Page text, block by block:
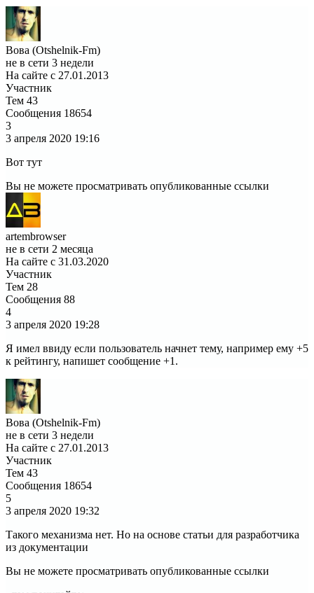
Вова (Otshelnik-Fm)
не в сети 3 недели
На сайте с 27.01.2013
Участник
Тем 43
Сообщения 18654
3
3 апреля 2020 19:16
Вот тут
Вы не можете просматривать опубликованные ссылки
artembrowser
не в сети 2 месяца
На сайте с 31.03.2020
Участник
Тем 28
Сообщения 88
4
3 апреля 2020 19:28
Я имел ввиду если пользователь начнет тему, например ему +5
к рейтингу, напишет сообщение +1.
Вова (Otshelnik-Fm)
не в сети 3 недели
На сайте с 27.01.2013
Участник
Тем 43
Сообщения 18654
5
3 апреля 2020 19:32
Такого механизма нет. Но на основе статьи для разработчика
из документации
Вы не можете просматривать опубликованные ссылки